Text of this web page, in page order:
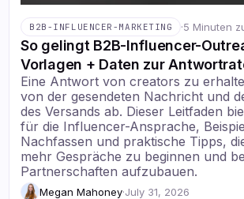
B2B-INFLUENCER-MARKETING ·5 Minuten
So gelingt B2B-Influencer-
Vorlagen + Daten zur
Eine Antwort von creators zu
von der gesendeten Nachricht und
des Versands ab. Dieser Leitfaden
für die Influencer-Ansprache,
Nachfassen und praktische Tipps,
mehr Gespräche zu beginnen und
Partnerschaften aufzubauen.
Megan Mahoney·July 31, 2026